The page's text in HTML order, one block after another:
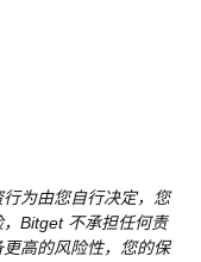
为由您自行决定，您
Bitget 不承担任何责
高的风险性，您的保